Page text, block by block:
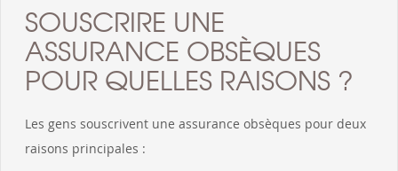
SOUSCRIRE UNE
ASSURANCE OBSÈQUES
POUR QUELLES RAISONS ?
Les gens souscrivent une assurance obsèques pour deux
raisons principales :